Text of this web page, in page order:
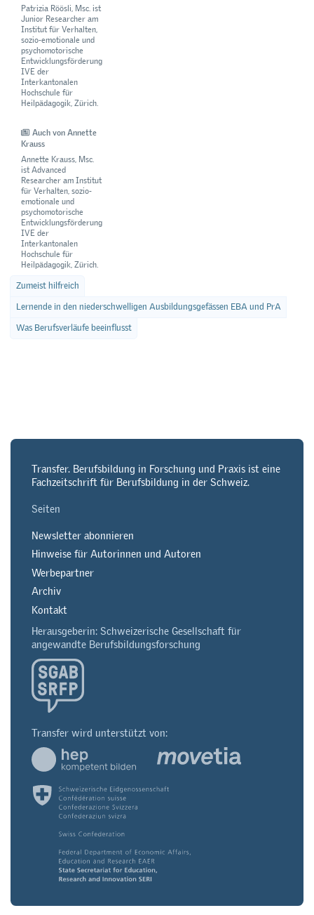
Patrizia Röösli, Msc. ist
Junior Researcher am
Institut für Verhalten,
sozio-emotionale und
psychomotorische
Entwicklungsförderung
IVE der
Interkantonalen
Hochschule für
Heilpädagogik, Zürich.
Auch von Annette
Krauss
Annette Krauss, Msc.
ist Advanced
Researcher am Institut
für Verhalten, sozio-
emotionale und
psychomotorische
Entwicklungsförderung
IVE der
Interkantonalen
Hochschule für
Heilpädagogik, Zürich.
Zumeist hilfreich
Lernende in den niederschwelligen Ausbildungsgefässen EBA und PrA
Was Berufsverläufe beeinflusst
Transfer. Berufsbildung in Forschung und Praxis ist eine
Fachzeitschrift für Berufsbildung in der Schweiz.
Seiten
Newsletter abonnieren
Hinweise für Autorinnen und Autoren
Werbepartner
Archiv
Kontakt
Herausgeberin: Schweizerische Gesellschaft für
angewandte Berufsbildungsforschung
Transfer wird unterstützt von: